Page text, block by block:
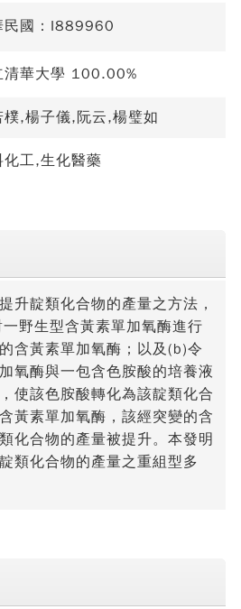
民國：I889960
清華大學 100.00%
樸,楊子儀,阮云,楊璧如
化工,生化醫藥
升靛類化合物的產量之方法，
野生型含黃素單加氧酶進行
含黃素單加氧酶；以及(b)令
氧酶與一包含色胺酸的培養液
使該色胺酸轉化為該靛類化合
黃素單加氧酶，該經突變的含
化合物的產量被提升。本發明
類化合物的產量之重組型多